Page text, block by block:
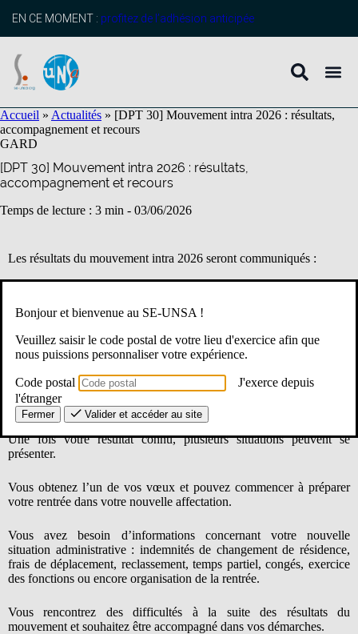
principal
EN CE MOMENT : profitez de l’adhésion anticipée
Accueil » Actualités » [DPT 30] Mouvement intra 2026 : résultats,
accompagnement et recours
GARD
[DPT 30] Mouvement intra 2026 : résultats,
accompagnement et recours
Temps de lecture : 3 min - 03/06/2026
Les résultats du mouvement intra 2026 seront communiqués :
le12 juin 2026
pour les professeurs des écoles.
L’accès aux résultats s’effectue dans l’application
SIAM
« Résultats du mouvement » .
Les résultats du mouvement : quelles conséquences ?
Une fois votre résultat connu, plusieurs situations peuvent se
présenter.
Vous obtenez l’un de vos vœux et pouvez commencer à préparer
votre rentrée dans votre nouvelle affectation.
Vous avez besoin d’informations concernant votre nouvelle
situation administrative : indemnités de changement de résidence,
frais de déplacement, reclassement, temps partiel, congés, exercice
des fonctions ou encore organisation de la rentrée.
Vous rencontrez des difficultés à la suite des résultats du
mouvement et souhaitez être accompagné dans vos démarches.
Bonjour et bienvenue au SE-UNSA !
Veuillez saisir le code postal de votre lieu d'exercice afin que
nous puissions personnaliser votre expérience.
Code postal
J'exerce depuis
l'étranger
Fermer Valider et accéder au site